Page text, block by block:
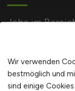
Jobs im
Für
Wir verwenden
bestmöglich und
sind einige